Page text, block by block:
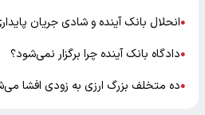
●انحلال بانک آینده و شادی جریان
●دادگاه بانک آینده چرا برگزار نمی‌شود؟
●ده متخلف بزرگ ارزی به زودی افشا